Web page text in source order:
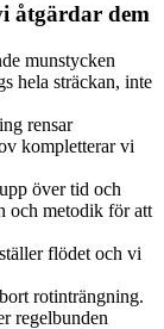
åtgärdar dem
munstycken
hela sträckan, inte
rensar
kompletterar vi
över tid och
och metodik för att
flödet och vi
rotinträngning.
regelbunden